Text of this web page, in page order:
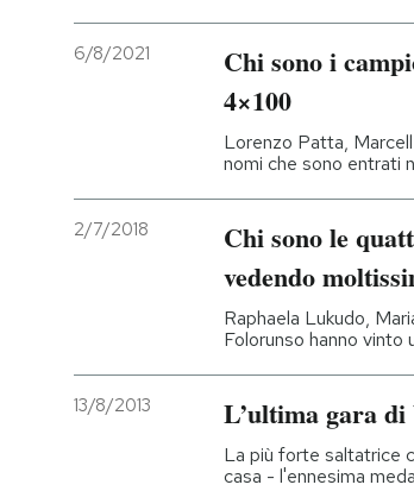
6/8/2021
Chi sono i
4×100
Lorenzo Patta,
nomi che sono entrati
2/7/2018
Chi sono le
vedendo
Raphaela Lukudo,
Folorunso hanno vinto
13/8/2013 L’ultima gara di
La più forte saltatrice
casa - l'ennesima